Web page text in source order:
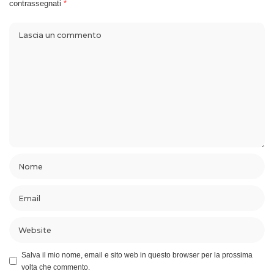
contrassegnati *
Salva il mio nome, email e sito web in questo browser per la prossima
volta che commento.